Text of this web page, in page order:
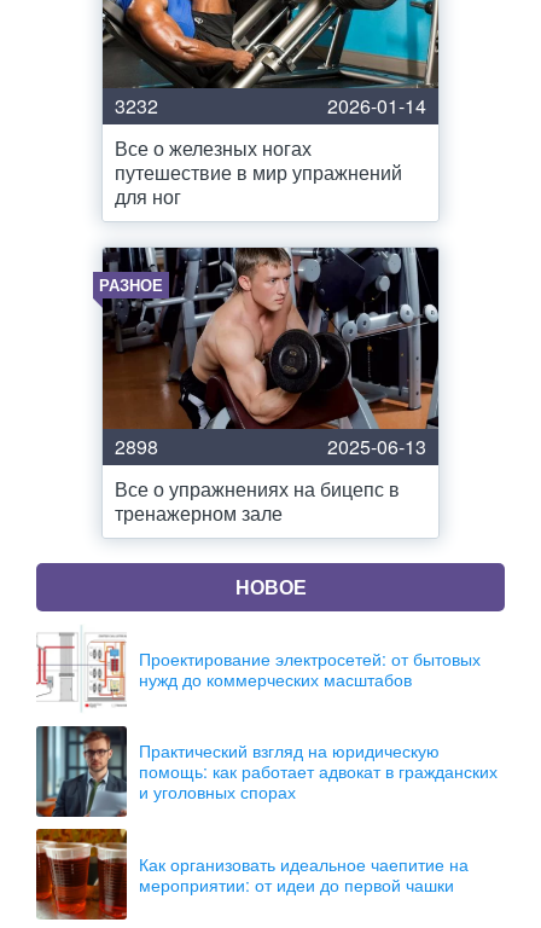
3232
2026-01-14
Все о железных ногах
путешествие в мир упражнений
для ног
РАЗНОЕ
2898
2025-06-13
Все о упражнениях на бицепс в
тренажерном зале
НОВОЕ
Проектирование электросетей: от бытовых
нужд до коммерческих масштабов
Практический взгляд на юридическую
помощь: как работает адвокат в гражданских
и уголовных спорах
Как организовать идеальное чаепитие на
мероприятии: от идеи до первой чашки